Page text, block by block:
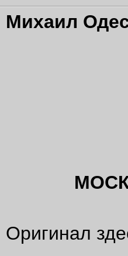
Михаил
Оригинал